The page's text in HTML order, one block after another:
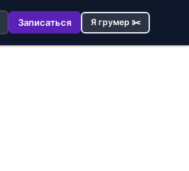
Записаться Я грумер ✂️